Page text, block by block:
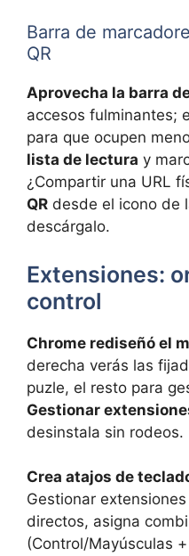
Barra de
QR
Aprovecha la barra
accesos fulminantes;
para que ocupen
lista de lectura y
¿Compartir una URL
QR desde el icono de
descárgalo.
Extensiones:
control
Chrome rediseñó el
derecha verás las
puzle, el resto para
Gestionar
desinstala sin rodeos.
Crea atajos de
Gestionar
directos, asigna
(Control/Mayúsculas